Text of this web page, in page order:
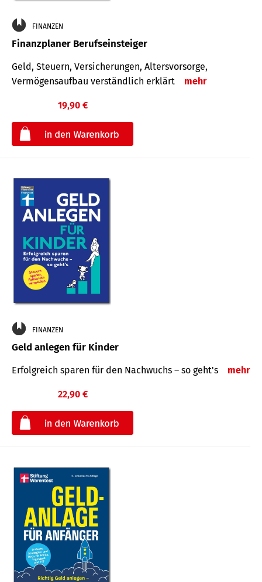
FINANZEN
Finanzplaner Berufseinsteiger
Geld, Steuern, Versicherungen, Altersvorsorge,
Vermögensaufbau verständlich erklärt
mehr
19,90 €
FINANZEN
Geld anlegen für Kinder
Erfolgreich sparen für den Nachwuchs – so geht's mehr
22,90 €